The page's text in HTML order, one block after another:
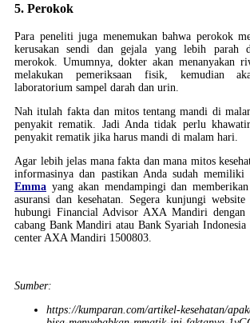
5. Perokok
Para peneliti juga menemukan bahwa perokok
kerusakan sendi dan gejala yang lebih parah
merokok. Umumnya, dokter akan menanyakan
melakukan pemeriksaan fisik, kemudian
laboratorium sampel darah dan urin.
Nah itulah fakta dan mitos tentang mandi di
penyakit rematik. Jadi Anda tidak perlu
penyakit rematik jika harus mandi di malam hari.
Agar lebih jelas mana fakta dan mana mitos
informasinya dan pastikan Anda sudah memiliki
Emma yang akan mendampingi dan
asuransi dan kesehatan. Segera kunjungi website
hubungi Financial Advisor AXA Mandiri dengan
cabang Bank Mandiri atau Bank Syariah Indonesia
center AXA Mandiri 1500803.
Sumber:
https://kumparan.com/artikel-kesehatan/